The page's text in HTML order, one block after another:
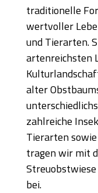
traditionelle
wertvoller
und Tierarten.
artenreichsten
alter
zahlreiche
Tierarten
tragen wir mit
bei.